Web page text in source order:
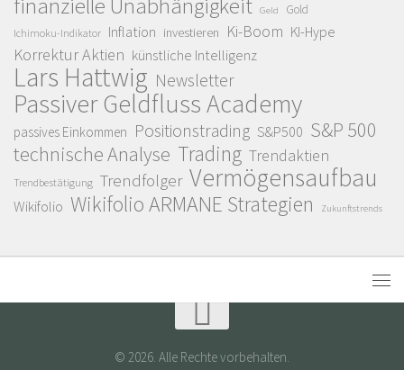
Geld Gold
Ichimoku-Indikator Inflation investieren Ki-Boom KI-Hype
Korrektur Aktien künstliche Intelligenz
Lars Hattwig Newsletter
Passiver Geldfluss Academy
passives Einkommen Positionstrading S&P500 S&P 500
technische Analyse Trading Trendaktien
Trendbestätigung Trendfolger Vermögensaufbau
Wikifolio Wikifolio ARMANE Strategien Zukunftstrends
© 2026. Alle Rechte vorbehalten.